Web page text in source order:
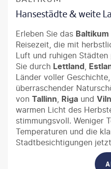
Hansestädte & weite
Erleben Sie das Baltikum
Reisezeit, die mit
Luft und ruhigen
Sie durch Lettland,
Länder voller
überraschender
von Tallinn, Riga und
warmen Licht des
stimmungsvoll. Weniger
Temperaturen und die
Stadtbesichtigungen